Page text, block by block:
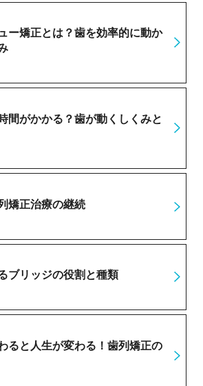
ー矯正とは？歯を効率的に動か
間がかかる？歯が動くしくみと
矯正治療の継続
ブリッジの役割と種類
ると人生が変わる！歯列矯正の